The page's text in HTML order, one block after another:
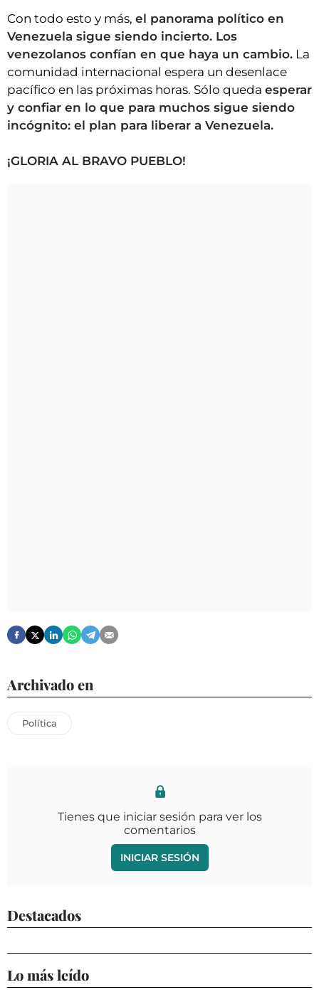
Con todo esto y más, el panorama político en
Venezuela sigue siendo incierto. Los
venezolanos confían en que haya un cambio. La
comunidad internacional espera un desenlace
pacífico en las próximas horas. Sólo queda esperar
y confiar en lo que para muchos sigue siendo
incógnito: el plan para liberar a Venezuela.
¡GLORIA AL BRAVO PUEBLO!
Archivado en
Política
Tienes que iniciar sesión para ver los
comentarios
INICIAR SESIÓN
Destacados
Lo más leído